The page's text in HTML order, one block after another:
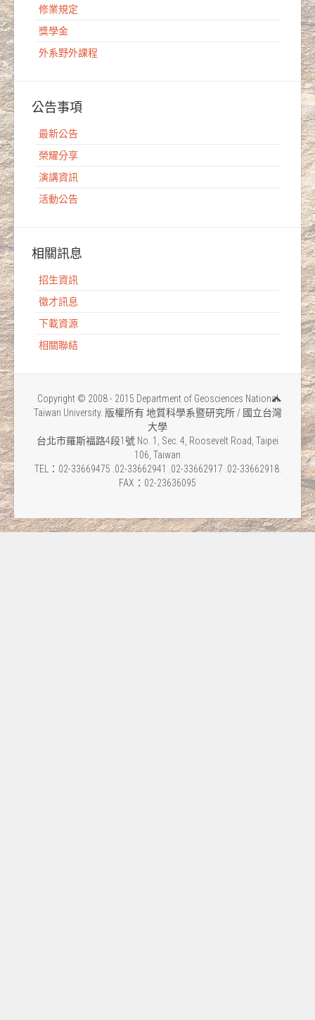
修業規定
獎學金
外系野外課程
公告事項
最新公告
榮耀分享
演講資訊
活動公告
相關訊息
招生資訊
徵才訊息
下載資源
相關聯結
Copyright © 2008 - 2015 Department of Geosciences National
Taiwan University. 版權所有 地質科學系暨研究所 / 國立台灣
大學
台北市羅斯福路4段1號 No. 1, Sec. 4, Roosevelt Road, Taipei
106, Taiwan
TEL：02-33669475 .02-33662941 .02-33662917 .02-33662918.
FAX：02-23636095